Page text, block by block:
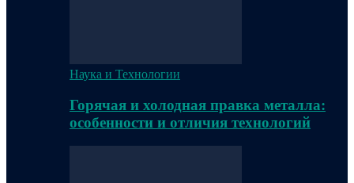
Наука и Технологии
Горячая и холодная правка металла:
особенности и отличия технологий